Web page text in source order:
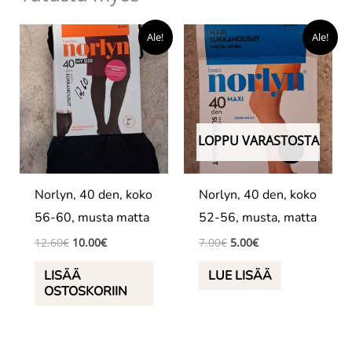
Ale!
Norlyn, 40 den, koko
56-60, musta matta
12.60€ Alkuperäinen
oli:
12.60€.
10.00€Nykyinen
10.00€.
LISÄÄ
OSTOSKORIIN
Ale!
LOPPU VARASTOSTA
Norlyn, 40 den, koko
52-56, musta, matta
7.00€ Alkuperäinen
oli:
7.00€.
5.00€Nykyinen
on:
5.00€.
LUE LISÄÄ